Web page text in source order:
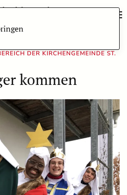
DER KIRCHENGEMEINDE ST.
kommen